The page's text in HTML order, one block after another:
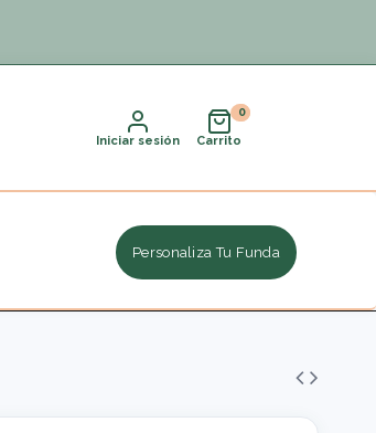
Iniciar sesión Carrito
Personaliza Tu Funda